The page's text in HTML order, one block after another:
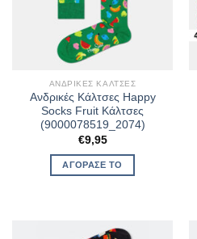
ΑΝΔΡΙΚΈΣ ΚΆΛΤΣΕΣ
Ανδρικές Κάλτσες Happy
Socks Fruit Κάλτσες
(9000078519_2074)
€9,95
ΑΓΌΡΑΣΈ ΤΟ